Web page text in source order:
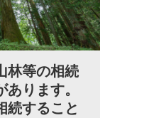
林等の相続
ります。
続すること